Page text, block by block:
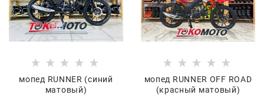
мопед RUNNER (синий
матовый)
мопед RUNNER OFF ROAD
(красный матовый)